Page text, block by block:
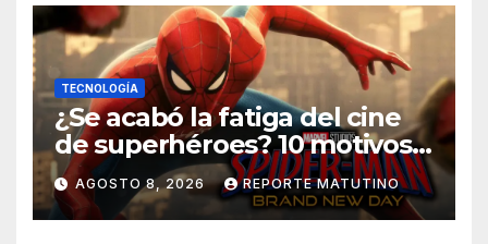
TECNOLOGÍA
¿Se acabó la fatiga del cine
de superhéroes? 10 motivos
por los que ‘Spider-Man:
Brand New Day» desmiente
esa teoría
AGOSTO 8, 2026 REPORTE MATUTINO